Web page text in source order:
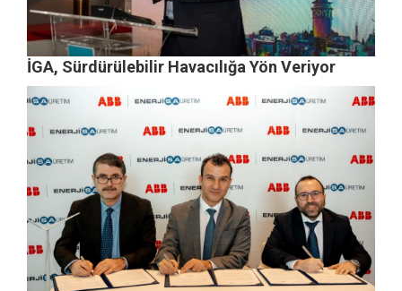
İGA, Sürdürülebilir Havacılığa Yön Veriyor